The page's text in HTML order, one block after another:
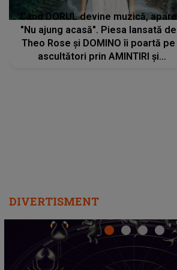
Când DORUL devine muzică, apare
"Nu ajung acasă". Piesa lansată de
Theo Rose și DOMINO îi poartă pe
ascultători prin AMINTIRI și
DIVERTISMENT